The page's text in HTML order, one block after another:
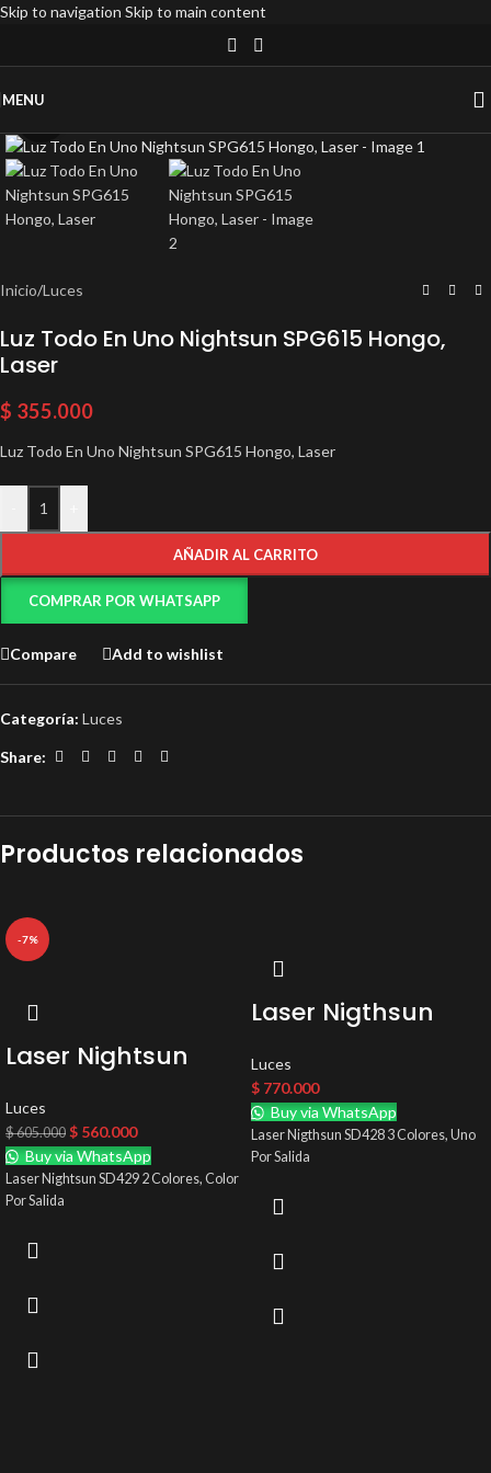
Skip to navigation Skip to main content
MENU
Inicio/Luces
Luz Todo En Uno Nightsun SPG615 Hongo,
Laser
$ 355.000
Luz Todo En Uno Nightsun SPG615 Hongo, Laser
AÑADIR AL CARRITO
COMPRAR POR WHATSAPP
Compare Add to wishlist
Categoría: Luces
Share:
Productos relacionados
-7%
Laser Nightsun
Color Por Salida
Luces
$605.000 $ 560.000
Buy via WhatsApp
Laser Nightsun SD429 2 Colores, Color
Por Salida
Laser Nigthsun
Uno Por Salida
Luces
$ 770.000
Buy via WhatsApp
Laser Nigthsun SD428 3 Colores, Uno
Por Salida